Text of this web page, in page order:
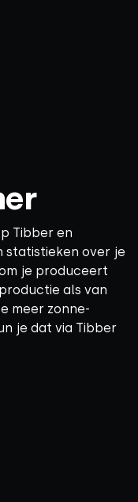
Tibber en
statistieken over je
je produceert
als van
meer zonne-
je dat via Tibber